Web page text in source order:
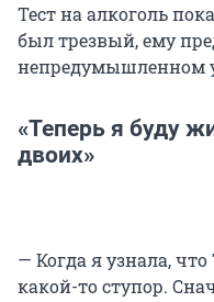
Тест на алкоголь
был трезвый, ему
непредумышленном
«Теперь я буду
двоих»
— Когда я узнала,
какой-то ступор.